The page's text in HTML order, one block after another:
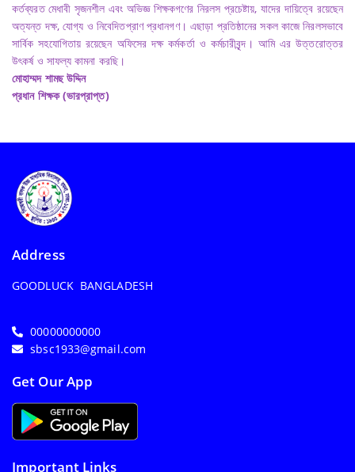
কর্তব্যরত মেধাবী সৃজনশীল এবং অভিজ্ঞ শিক্ষকগণের নিরলস প্রচেষ্টায়, যাদের দায়িত্বে রয়েছেন
অত্যন্ত দক্ষ, যোগ্য ও নিবেদিতপ্রাণ প্রধানগণ। এছাড়া প্রতিষ্ঠানের সকল কাজে নিরলসভাবে
সার্বিক সহযোগিতায় রয়েছেন অফিসের দক্ষ কর্মকর্তা ও কর্মচারীবৃন্দ। আমি এর উত্তরোত্তর
উৎকর্ষ ও সাফল্য কামনা করছি।
মোহাম্মদ শামছ উদ্দিন
প্রধান শিক্ষক (ভারপ্রাপ্ত)
Address
GOODLUCK BANGLADESH
00000000000
sbsc1933@gmail.com
Get Our App
Important Links